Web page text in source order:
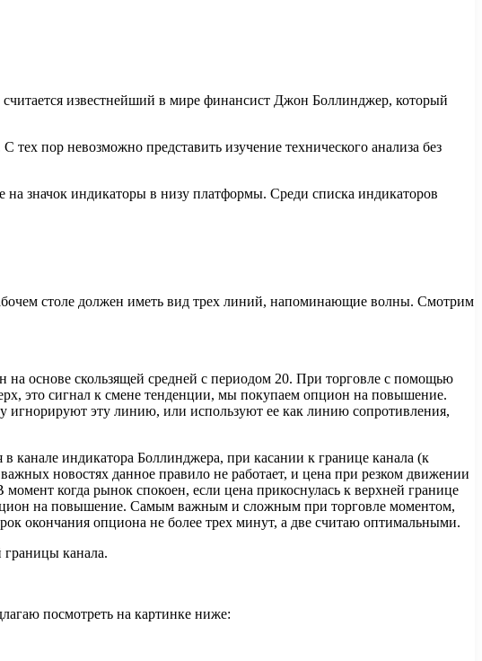
известнейший в мире финансист Джон Боллинджер, который
пор невозможно представить изучение технического анализа без
значок индикаторы в низу платформы. Среди списка индикаторов
столе должен иметь вид трех линий, напоминающие волны. Смотрим
на основе скользящей средней с периодом 20. При торговле с помощью
это сигнал к смене тенденции, мы покупаем опцион на повышение.
эту линию, или используют ее как линию сопротивления,
канале индикатора Боллинджера, при касании к границе канала (к
новостях данное правило не работает, и цена при резком движении
когда рынок спокоен, если цена прикоснулась к верхней границе
на повышение. Самым важным и сложным при торговле моментом,
окончания опциона не более трех минут, а две считаю оптимальными.
границы канала.
посмотреть на картинке ниже: